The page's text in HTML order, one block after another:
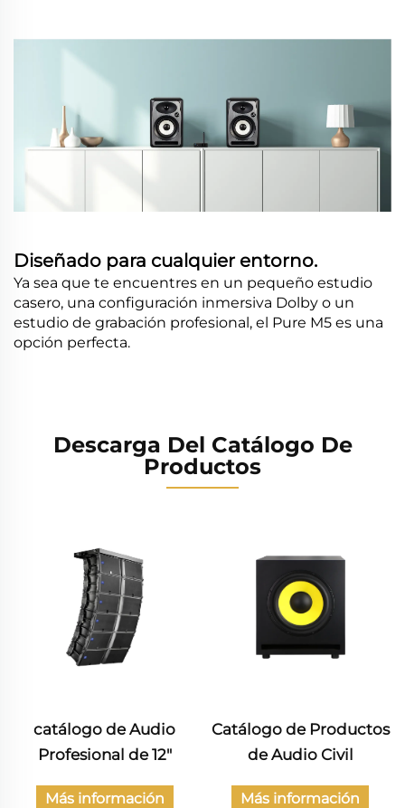
Diseñado para cualquier entorno.
Ya sea que te encuentres en un pequeño estudio
casero, una configuración inmersiva Dolby o un
estudio de grabación profesional, el Pure M5 es una
opción perfecta.
Descarga Del Catálogo De
Productos
Catálogo de Productos
de Audio Civil
Más información
Catálogo de Audio
Profesional
Más información